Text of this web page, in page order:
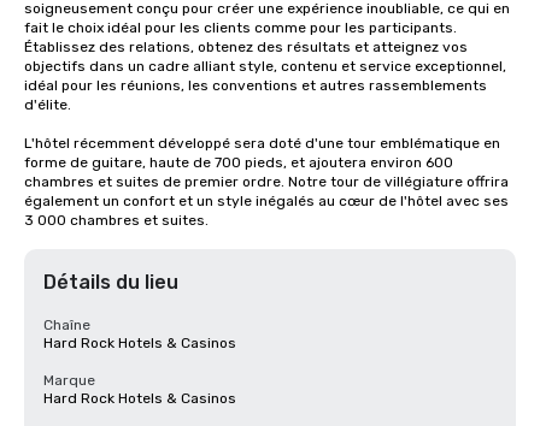
soigneusement conçu pour créer une expérience inoubliable, ce qui en
fait le choix idéal pour les clients comme pour les participants.
Établissez des relations, obtenez des résultats et atteignez vos
objectifs dans un cadre alliant style, contenu et service exceptionnel,
idéal pour les réunions, les conventions et autres rassemblements
d'élite.
L'hôtel récemment développé sera doté d'une tour emblématique en
forme de guitare, haute de 700 pieds, et ajoutera environ 600
chambres et suites de premier ordre. Notre tour de villégiature offrira
également un confort et un style inégalés au cœur de l'hôtel avec ses
3 000 chambres et suites.
Détails du lieu
Chaîne
Hard Rock Hotels & Casinos
Marque
Hard Rock Hotels & Casinos